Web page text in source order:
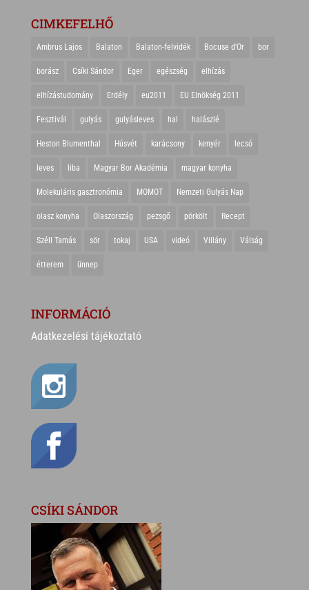
CIMKEFELHŐ
Ambrus Lajos Balaton Balaton-felvidék Bocuse d'Or bor
borász Csíki Sándor Eger egészség elhízás
elhízástudomány Erdély eu2011 EU Elnökség 2011
Fesztivál gulyás gulyásleves hal halászlé
Heston Blumenthal Húsvét karácsony kenyér lecsó
leves liba Magyar Bor Akadémia magyar konyha
Molekuláris gasztronómia MOMOT Nemzeti Gulyás Nap
olasz konyha Olaszország pezsgő pörkölt Recept
Széll Tamás sör tokaj USA videó Villány Válság
étterem ünnep
INFORMÁCIÓ
Adatkezelési tájékoztató
CSÍKI SÁNDOR